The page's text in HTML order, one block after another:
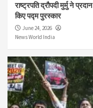
राष्ट्रपति द्रौपदी मुर्मु ने प्रदान
किए पद्म पुरस्कार
June 24, 2026
News World India